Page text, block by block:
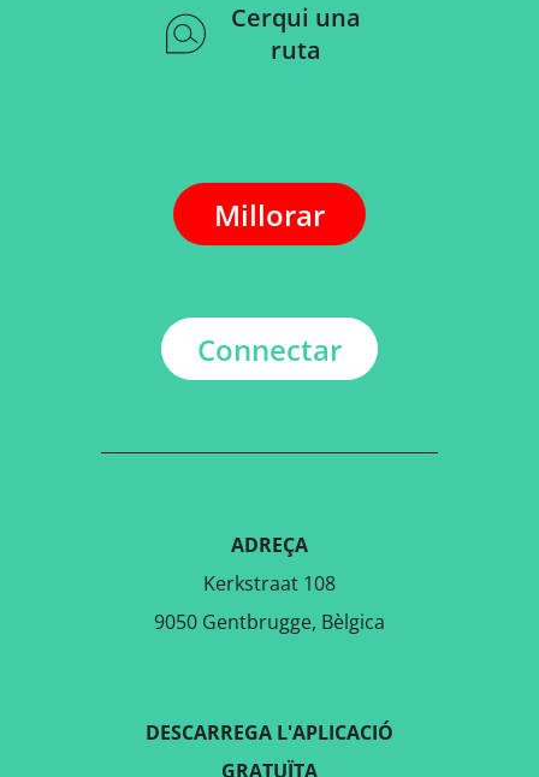
Cerqui una
ruta
Millorar
Connectar
ADREÇA
Kerkstraat 108
9050 Gentbrugge, Bèlgica
DESCARREGA L'APLICACIÓ
GRATUÏTA